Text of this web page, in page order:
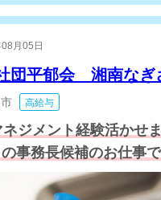
月05日
団平郁会 湘南なぎ
高給与
ネジメント経験活かせ
事務長候補のお仕事